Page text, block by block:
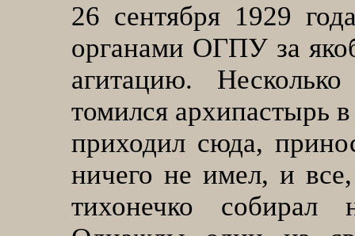
26 сентября 1929
органами ОГПУ за
агитацию.
томился архипастырь
приходил сюда,
ничего не имел, и
тихонечко собирал